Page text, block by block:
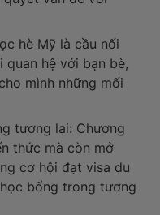
hè Mỹ là cầu nối
quan hệ với bạn bè,
mình những mối
tương lai: Chương
thức mà còn mở
cơ hội đạt visa du
bổng trong tương